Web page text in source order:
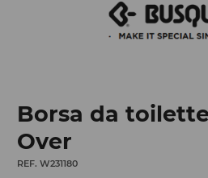
Borsa da
Over
REF. W231180